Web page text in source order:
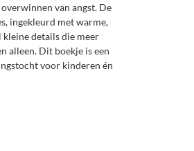
van angst. De
ingekleurd met warme,
details die meer
alleen. Dit boekje is een
voor kinderen én